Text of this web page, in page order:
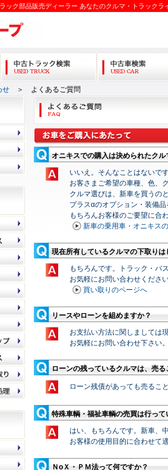
ック部品販売ディーラー あなたのクルマ・トラックラ
せ ＞ よくあるご質問
オニキスでの購入は決められたク
いいえ。そんなことはないで
お客さまご希望の車種、色、
クルマ選びは、新車を買うの
プラスαのオプション・装備
もちろんお客様のご要望に合
新車の乗用車・オニキス
現在所有しているクルマの下取り
もちろんです。トラック・バ
お気軽にお問い合わせくださ
買い取りのページへ
リースやローンを組めますか？
お支払い方法に関しましては
お気軽にお問い合わせ下さい
ローンの残っているクルマは、売
ローン残債があっても売るこ
特殊車輌・福祉車輌の売買は行って
はい、もちろんです。新車、
お客様の使用目的に合わせて
ＮoＸ・ＰＭ法って何ですか？